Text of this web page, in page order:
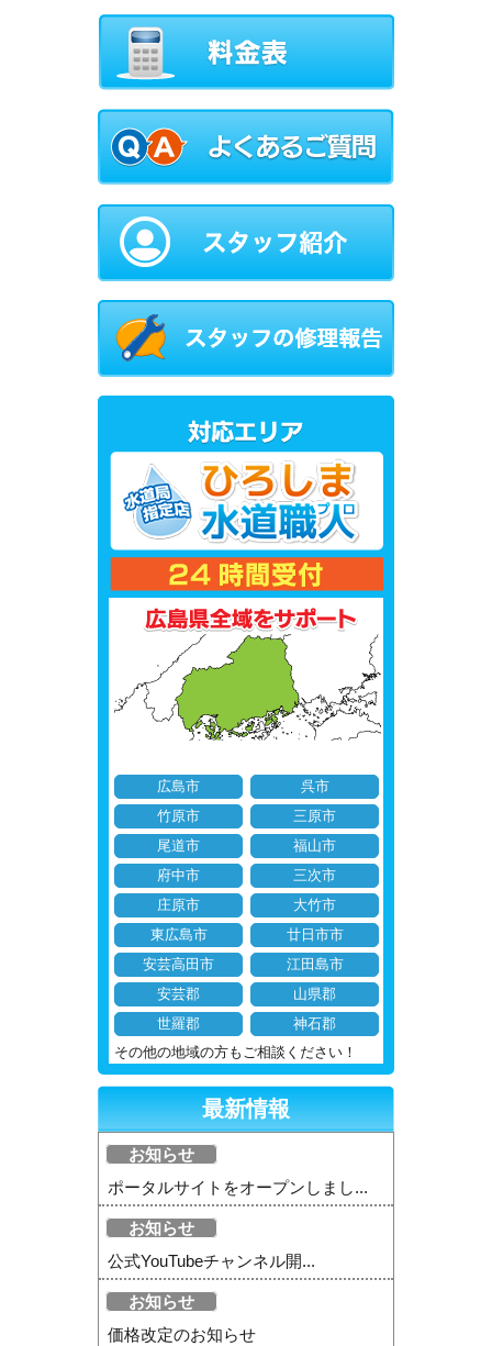
広島市
呉市
竹原市
三原市
尾道市
福山市
府中市
三次市
庄原市
大竹市
東広島市
廿日市市
安芸高田市
江田島市
安芸郡
山県郡
世羅郡
神石郡
その他の地域の方もご相談ください！
最新情報
お知らせ
ポータルサイトをオープンしまし...
お知らせ
公式YouTubeチャンネル開...
お知らせ
価格改定のお知らせ